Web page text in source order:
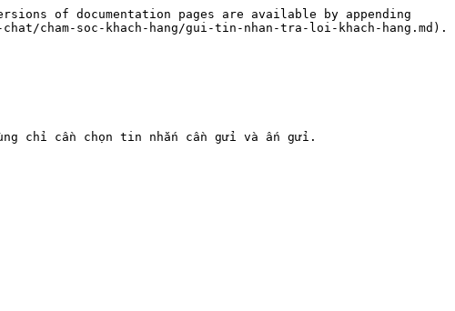
of documentation pages are available by appending
cham-soc-khach-hang/gui-tin-nhan-tra-loi-khach-hang.md).
chỉ cần chọn tin nhắn cần gửi và ấn gửi.